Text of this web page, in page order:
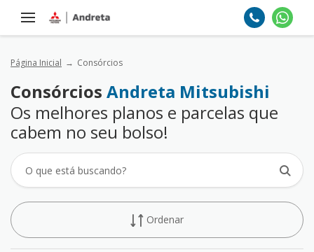
Página Inicial Consórcios
Consórcios Andreta Mitsubishi
Os melhores planos e parcelas que
cabem no seu bolso!
Ordenar